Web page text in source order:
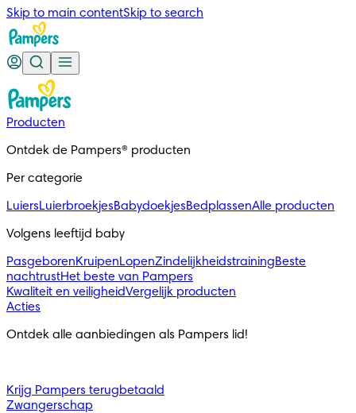
Skip to main contentSkip to search
Producten
Ontdek de Pampers® producten
Per categorie
LuiersLuierbroekjesBabydoekjesBedplassenAlle producten
Volgens leeftijd baby
PasgeborenKruipenLopenZindelijkheidstrainingBeste
nachtrustHet beste van Pampers
Kwaliteit en veiligheidVergelijk producten
Acties
Ontdek alle aanbiedingen als Pampers lid!
Krijg Pampers terugbetaald
Zwangerschap